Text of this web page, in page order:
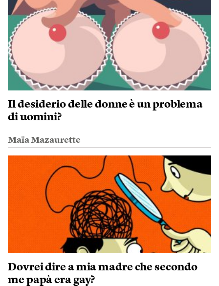
Il desiderio delle donne è un problema
di uomini?
Maïa Mazaurette
Dovrei dire a mia madre che secondo
me papà era gay?